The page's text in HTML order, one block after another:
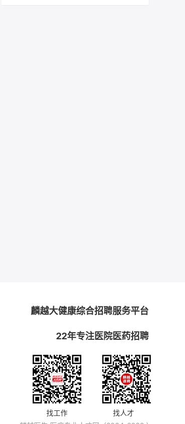
麟越大健康综合招聘服务平台
22年专注医院医药招聘
找人才
找工作